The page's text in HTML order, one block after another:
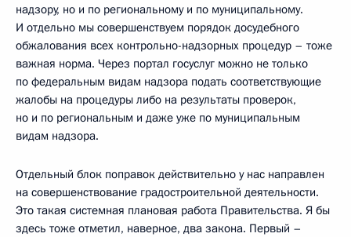
надзору, но и по региональному и по муниципальному.
И отдельно мы совершенствуем порядок досудебного
обжалования всех контрольно-надзорных процедур – тоже
важная норма. Через портал госуслуг можно не только
по федеральным видам надзора подать соответствующие
жалобы на процедуры либо на результаты проверок,
но и по региональным и даже уже по муниципальным
видам надзора.
Отдельный блок поправок действительно у нас направлен
на совершенствование градостроительной деятельности.
Это такая системная плановая работа Правительства. Я бы
здесь тоже отметил, наверное, два закона. Первый –